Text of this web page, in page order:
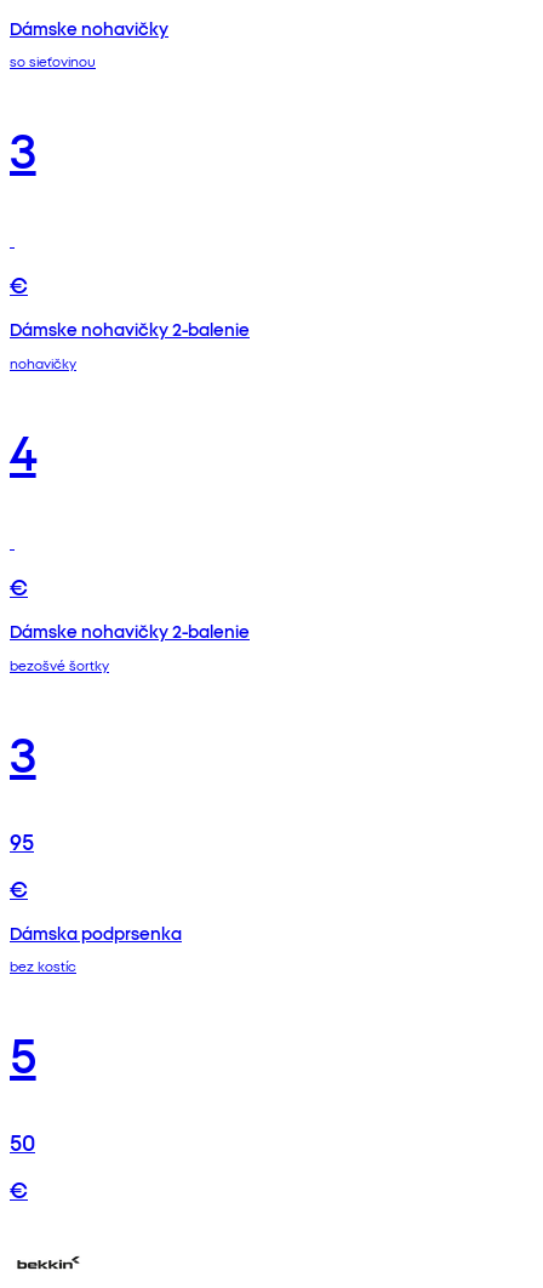
Dámske nohavičky
so sieťovinou
3
€
Dámske nohavičky 2-balenie
nohavičky
4
€
Dámske nohavičky 2-balenie
bezošvé šortky
3
95
€
Dámska podprsenka
bez kostíc
5
50
€